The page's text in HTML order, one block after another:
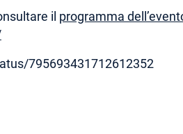
il programma
795693431712612352